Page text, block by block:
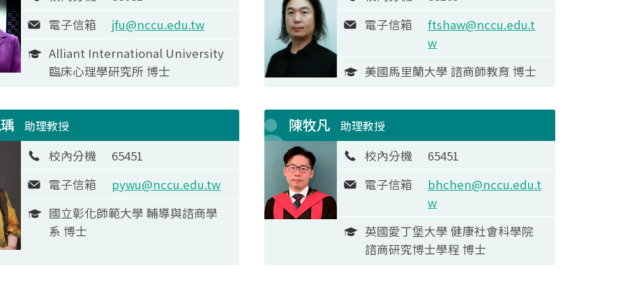
電子信箱
jfu@nccu.edu.tw
Alliant International University
臨床心理學研究所 博士
電子信箱
ftshaw@nccu.edu.t
w
美國馬里蘭大學 諮商師教育 博士
助理教授
校內分機
65451
電子信箱
pywu@nccu.edu.tw
國立彰化師範大學 輔導與諮商學
系 博士
陳牧凡 助理教授
校內分機
65451
電子信箱
bhchen@nccu.edu.t
w
英國愛丁堡大學 健康社會科學院
諮商研究博士學程 博士